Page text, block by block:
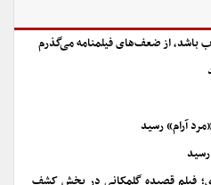
باشد، از ضعف‌های فیلمنامه می‌گذرم
آرام» رسید